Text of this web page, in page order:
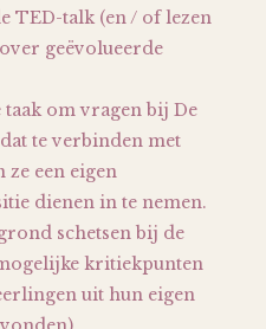
TED-talk (en / of lezen
geëvolueerde
om vragen bij De
te verbinden met
ze een eigen
dienen in te nemen.
schetsen bij de
kritiekpunten
uit hun eigen